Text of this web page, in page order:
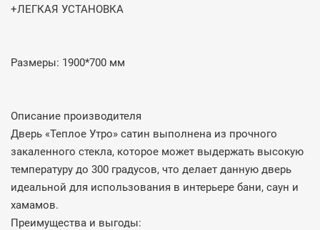
+ЛЕГКАЯ УСТАНОВКА
Размеры: 1900*700 мм
Описание производителя
Дверь «Теплое Утро» сатин выполнена из прочного
закаленного стекла, которое может выдержать высокую
температуру до 300 градусов, что делает данную дверь
идеальной для использования в интерьере бани, саун и
хамамов.
Преимущества и выгоды: